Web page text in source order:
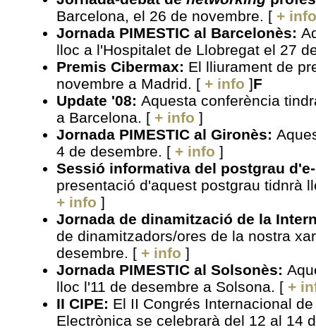
Barcelona, el 26 de novembre. [+
Jornada PIMESTIC al Barcelonès:
lloc a l'Hospitalet de Llobregat el 27
Premis Cibermax: El lliurament de
novembre a Madrid. [+ info ]F
Update '08: Aquesta conferència
a Barcelona. [+ info ]
Jornada PIMESTIC al Gironès:
4 de desembre. [+ info ]
Sessió informativa del postgrau
presentació d'aquest postgrau tidnrà
+ info ]
Jornada de dinamització de la
de dinamitzadors/ores de la nostra
desembre. [+ info ]
Jornada PIMESTIC al Solsonès:
lloc l'11 de desembre a Solsona. [+
II CIPE: El II Congrés Internacional
Electrònicase celebrarà del 12 al 14